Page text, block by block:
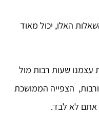
האלו, יכול מאוד
עצמנו שעות רבות מול
הצפייה הממושכת
אתם לא לבד.